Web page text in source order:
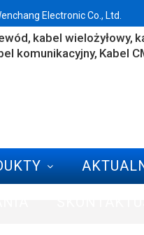
Electronic Co., Ltd.
kabel wielożyłowy
komunikacyjny Kabel